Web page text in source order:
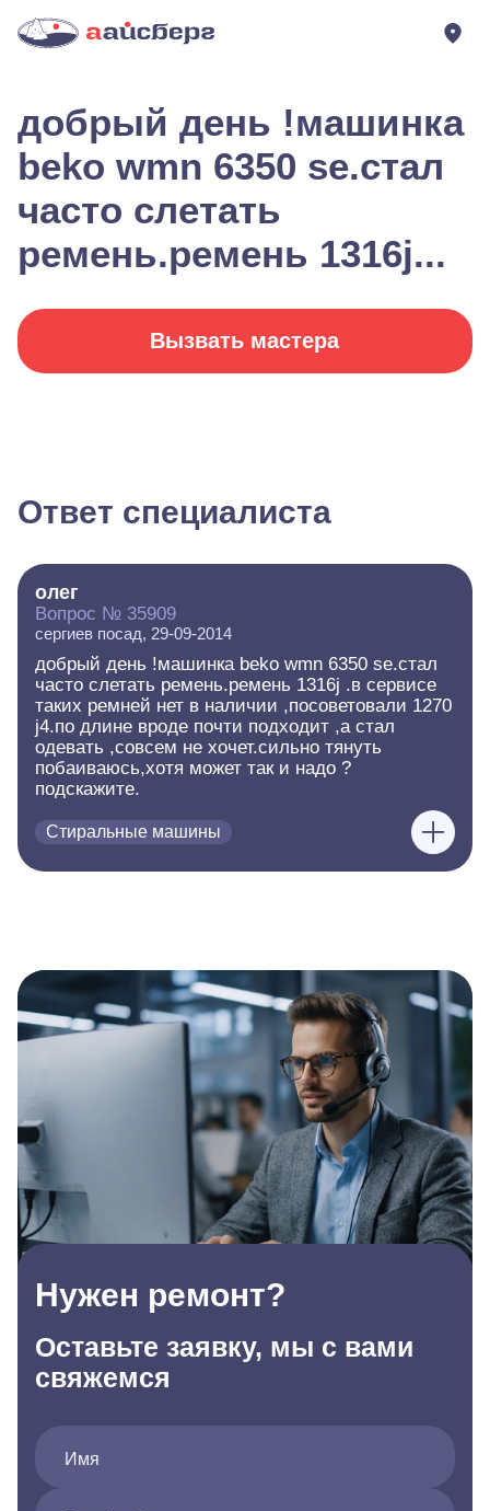
добрый день !машинка
beko wmn 6350 se.стал
часто слетать
ремень.ремень 1316j...
Вызвать мастера
Ответ специалиста
олег
Вопрос № 35909
сергиев посад, 29-09-2014
добрый день !машинка beko wmn 6350 se.стал
часто слетать ремень.ремень 1316j .в сервисе
таких ремней нет в наличии ,посоветовали 1270
j4.по длине вроде почти подходит ,а стал
одевать ,совсем не хочет.сильно тянуть
побаиваюсь,хотя может так и надо ?
подскажите.
Стиральные машины
Нужен ремонт?
Оставьте заявку, мы с вами
свяжемся
Имя